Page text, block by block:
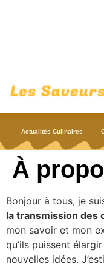
Actualités Culinaires
À
Bonjour à tous, je
la transmission des
mon savoir et mon
qu’ils puissent
nouvelles idées.